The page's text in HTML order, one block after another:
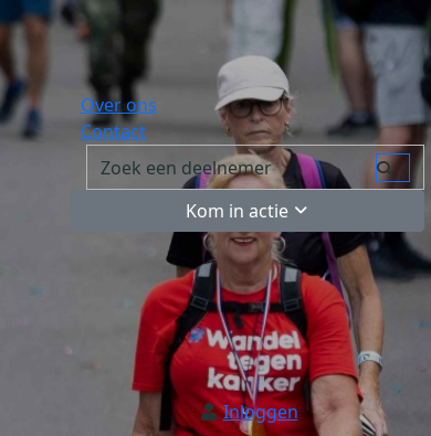
Over ons
Contact
Kom in actie
Inloggen